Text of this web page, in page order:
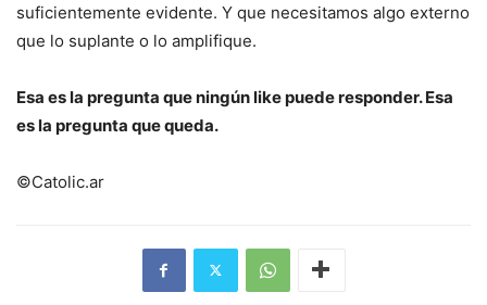
suficientemente evidente. Y que necesitamos algo externo
que lo suplante o lo amplifique.
Esa es la pregunta que ningún like puede responder. Esa
es la pregunta que queda.
©Catolic.ar